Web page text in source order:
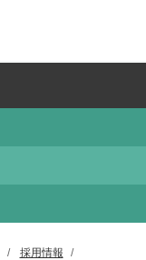
採用情報